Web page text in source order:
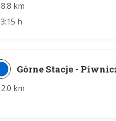
8.8 km
3:15 h
Górne Stacje -
2.0 km